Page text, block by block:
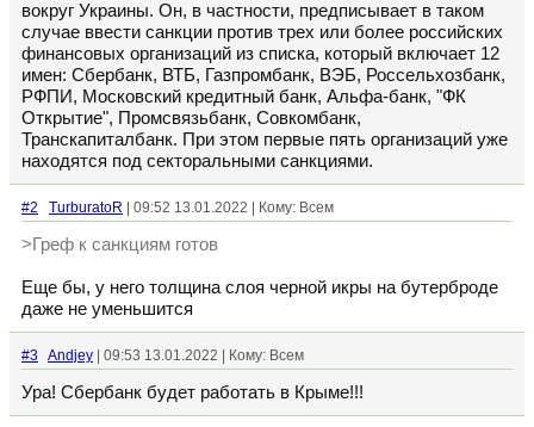
вокруг Украины. Он, в частности, предписывает в таком
случае ввести санкции против трех или более российских
финансовых организаций из списка, который включает 12
имен: Сбербанк, ВТБ, Газпромбанк, ВЭБ, Россельхозбанк,
РФПИ, Московский кредитный банк, Альфа-банк, "ФК
Открытие", Промсвязьбанк, Совкомбанк,
Транскапиталбанк. При этом первые пять организаций уже
находятся под секторальными санкциями.
#2 TurburatoR | 09:52 13.01.2022 | Кому: Всем
>Греф к санкциям готов
Еще бы, у него толщина слоя черной икры на бутерброде
даже не уменьшится
#3 Andjey | 09:53 13.01.2022 | Кому: Всем
Ура! Сбербанк будет работать в Крыме!!!